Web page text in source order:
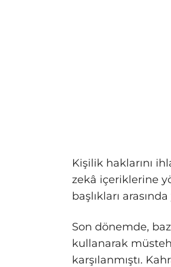
Kişilik haklarını
zekâ içeriklerine
başlıkları
Son dönemde,
kullanarak
karşılanmıştı.